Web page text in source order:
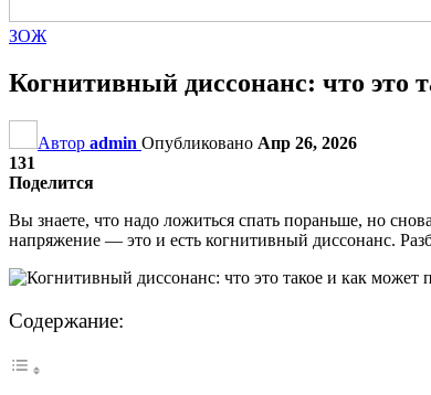
ЗОЖ
Когнитивный диссонанс: что это
Автор admin Опубликовано Апр 26, 2026
131
Поделится
Вы знаете, что надо ложиться спать пораньше, но
напряжение — это и есть когнитивный диссонанс.
Содержание: